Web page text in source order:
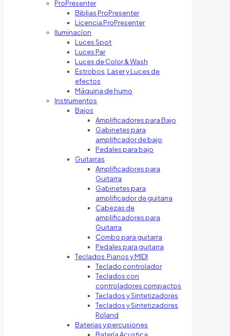
ProPresenter
Biblias ProPresenter
Licencia ProPresenter
Iluminacíon
Luces Spot
Luces Par
Luces de Color & Wash
Estrobos, Laser y Luces de
efectos
Máquina de humo
Instrumentos
Bajos
Amplificadores para Bajo
Gabinetes para
amplificador de bajo
Pedales para bajo
Guitarras
Amplificadores para
Guitarra
Gabinetes para
amplificador de guitarra
Cabezas de
amplificadores para
Guitarra
Combo para guitarra
Pedales para guitarra
Teclados Pianos y MIDI
Teclado controlador
Teclados con
controladores compactos
Teclados y Sintetizadores
Teclados y Sintetizadores
Roland
Baterias y percusiones